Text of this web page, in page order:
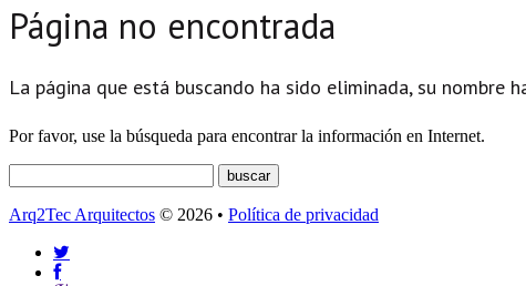
Página no encontrada
La página que está buscando ha sido eliminada, su
Por favor, use la búsqueda para encontrar la información en Internet.
Arq2Tec Arquitectos © 2026 • Política de privacidad